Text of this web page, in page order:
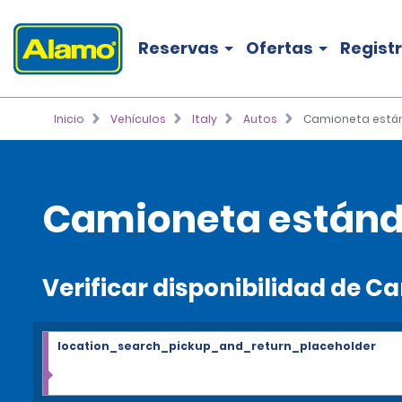
Reservas Ofertas
Inicio Vehículos Italy Autos Camioneta
Camioneta
Verificar disponibilidad de
location_search_pickup_and_return_placeholder